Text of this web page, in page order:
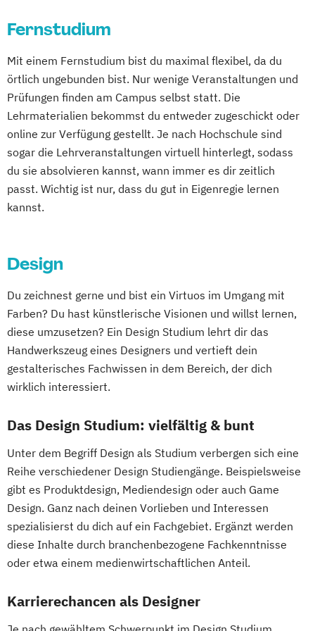
Wirtschaftsinformatik
Wirtschaftspsychologie
Wirtschaftspsychologie mit Schwerpunkt
Fernstudium
Mit einem Fernstudium bist du maximal flexibel, da du
örtlich ungebunden bist. Nur wenige Veranstaltungen und
Prüfungen finden am Campus selbst statt. Die
Lehrmaterialien bekommst du entweder zugeschickt oder
online zur Verfügung gestellt. Je nach Hochschule sind
sogar die Lehrveranstaltungen virtuell hinterlegt, sodass
du sie absolvieren kannst, wann immer es dir zeitlich
passt. Wichtig ist nur, dass du gut in Eigenregie lernen
kannst.
Design
Du zeichnest gerne und bist ein Virtuos im Umgang mit
Farben? Du hast künstlerische Visionen und willst lernen,
diese umzusetzen? Ein Design Studium lehrt dir das
Handwerkszeug eines Designers und vertieft dein
gestalterisches Fachwissen in dem Bereich, der dich
wirklich interessiert.
Das Design Studium: vielfältig & bunt
Unter dem Begriff Design als Studium verbergen sich eine
Reihe verschiedener Design Studiengänge. Beispielsweise
gibt es Produktdesign, Mediendesign oder auch Game
Design. Ganz nach deinen Vorlieben und Interessen
spezialisierst du dich auf ein Fachgebiet. Ergänzt werden
diese Inhalte durch branchenbezogene Fachkenntnisse
oder etwa einem medienwirtschaftlichen Anteil.
Karrierechancen als Designer